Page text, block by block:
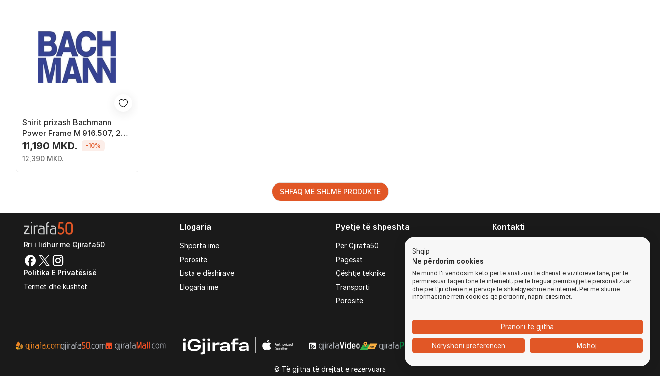
Shirit prizash Bachmann
Power Frame M 916.507, 2x
CEE 7/3, USB C 30W,
metalik
11,190 MKD.
12,390 MKD.
-10%
SHFAQ MË SHUMË PRODUKTE
Rri i lidhur me Gjirafa50
Politika E Privatësisë
Termet dhe kushtet
Llogaria
Shporta ime
Porositë
Lista e dëshirave
Llogaria ime
Pyetje të shpeshta
Për Gjirafa50
Pagesat
Çështje teknike
Transporti
Porositë
Kontakti
Për kërkesa të ofertave:
b2b@zirafa50.mk
© Të gjitha të drejtat e rezervuara
Shqip
Ne përdorim cookies
Ne mund t'i vendosim këto për të analizuar të dhënat e vizitorëve tanë, për të
përmirësuar faqen tonë të internetit, për të treguar përmbajtje të personalizuar
dhe për t'ju dhënë një përvojë të shkëlqyeshme në internet. Për më shumë
informacione rreth cookies që përdorim, hapni cilësimet.
Pranoni të gjitha
Ndryshoni preferencën Mohoj